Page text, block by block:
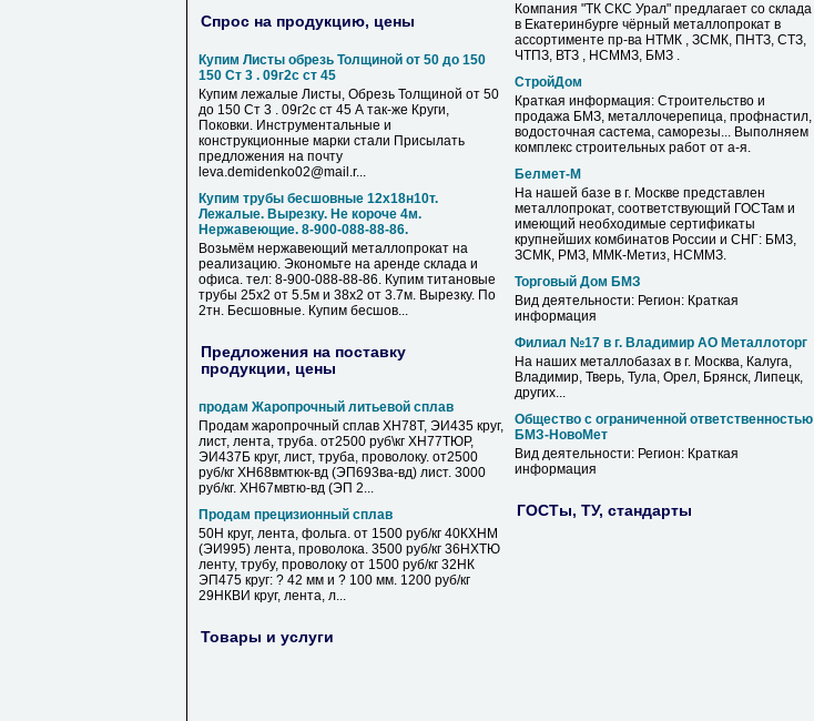
Спрос на продукцию, цены
Купим Листы обрезь Толщиной от 50 до 150
150 Ст 3 . 09г2с ст 45
Купим лежалые Листы, Обрезь Толщиной от 50
до 150 Ст 3 . 09г2с ст 45 А так-же Круги,
Поковки. Инструментальные и
конструкционные марки стали Присылать
предложения на почту
leva.demidenko02@mail.r...
Купим трубы бесшовные 12х18н10т.
Лежалые. Вырезку. Не короче 4м.
Нержавеющие. 8-900-088-88-86.
Возьмём нержавеющий металлопрокат на
реализацию. Экономьте на аренде склада и
офиса. тел: 8-900-088-88-86. Купим титановые
трубы 25х2 от 5.5м и 38х2 от 3.7м. Вырезку. По
2тн. Бесшовные. Купим бесшов...
Предложения на поставку
продукции, цены
продам Жаропрочный литьевой сплав
Продам жаропрочный сплав ХН78Т, ЭИ435 круг,
лист, лента, труба. от2500 руб\кг ХН77ТЮР,
ЭИ437Б круг, лист, труба, проволоку. от2500
руб/кг ХН68вмтюк-вд (ЭП693ва-вд) лист. 3000
руб/кг. ХН67мвтю-вд (ЭП 2...
Продам прецизионный сплав
50Н круг, лента, фольга. от 1500 руб/кг 40КХНМ
(ЭИ995) лента, проволока. 3500 руб/кг 36НХТЮ
ленту, трубу, проволоку от 1500 руб/кг 32НК
ЭП475 круг: ? 42 мм и ? 100 мм. 1200 руб/кг
29НКВИ круг, лента, л...
Товары и услуги
Компания "ТК СКС Урал" предлагает со склада
в Екатеринбурге чёрный металлопрокат в
ассортименте пр-ва НТМК , ЗСМК, ПНТЗ, СТЗ,
ЧТПЗ, ВТЗ , НСММЗ, БМЗ .
СтройДом
Краткая информация: Строительство и
продажа БМЗ, металлочерепица, профнастил,
водосточная састема, саморезы... Выполняем
комплекс строительных работ от а-я.
Белмет-М
На нашей базе в г. Москве представлен
металлопрокат, соответствующий ГОСТам и
имеющий необходимые сертификаты
крупнейших комбинатов России и СНГ: БМЗ,
ЗСМК, РМЗ, ММК-Метиз, НСММЗ.
Торговый Дом БМЗ
Вид деятельности: Регион: Краткая
информация
Филиал №17 в г. Владимир АО Металлоторг
На наших металлобазах в г. Москва, Калуга,
Владимир, Тверь, Тула, Орел, Брянск, Липецк,
других...
Общество с ограниченной ответственностью
БМЗ-НовоМет
Вид деятельности: Регион: Краткая
информация
ГОСТы, ТУ, стандарты